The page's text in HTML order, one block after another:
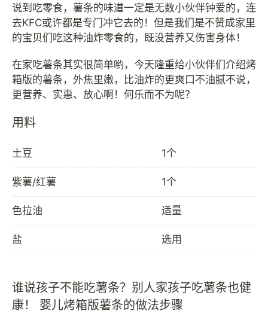
说到吃零食，薯条的味道一定是无数小伙伴钟爱的，连
去KFC或许都是专门冲它去的！但是我们是不赞成家里
的宝贝们吃这种油炸零食的，既没营养又伤害身体！
在家吃薯条其实很简单哟，今天隆重给小伙伴们介绍烤
箱版的薯条，外焦里嫩，比油炸的更爽口不油腻不说，
用料
土豆 1个
紫薯/红薯 1个
色拉油 适量
盐 选用
谁说孩子不能吃薯条？别人家孩子吃薯条也健
康！ 婴儿烤箱版薯条的做法步骤